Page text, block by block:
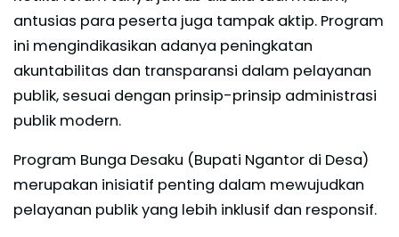
antusias para peserta juga tampak aktip. Program
ini mengindikasikan adanya peningkatan
akuntabilitas dan transparansi dalam pelayanan
publik, sesuai dengan prinsip-prinsip administrasi
publik modern.
Program Bunga Desaku (Bupati Ngantor di Desa)
merupakan inisiatif penting dalam mewujudkan
pelayanan publik yang lebih inklusif dan responsif.